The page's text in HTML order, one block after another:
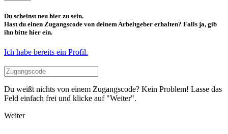
Du scheinst neu hier zu sein.
Hast du einen Zugangscode von deinem Arbeitgeber erhalten? Falls ja, gib
ihn bitte hier ein.
Ich habe bereits ein Profil.
Du weißt nichts von einem Zugangscode? Kein Problem! Lasse das
Feld einfach frei und klicke auf "Weiter".
Weiter